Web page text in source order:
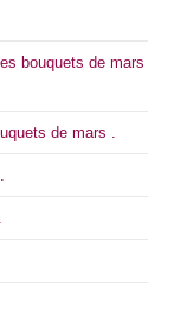
bouquets de mars
de mars .